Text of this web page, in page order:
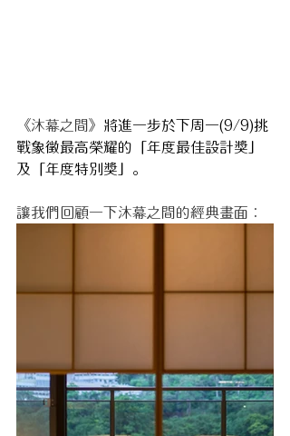
《沐幕之間》 將進一步於下周一(9/9)挑
戰象徵最高榮耀的「年度最佳設計獎」
及「年度特別獎」。
讓我們回顧一下沐幕之間的經典畫面：